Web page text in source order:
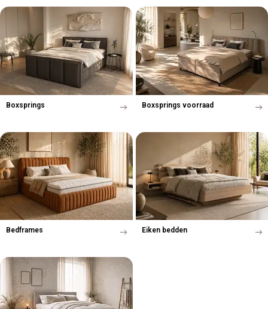
Boxsprings Boxsprings voorraad
Bedframes Eiken bedden